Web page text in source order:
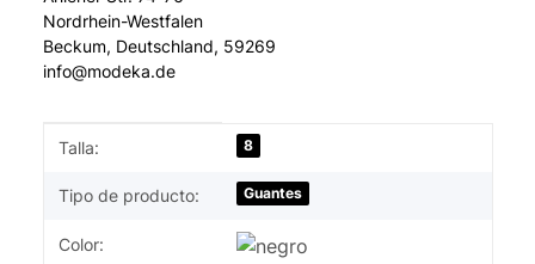
Nordrhein-Westfalen
Beckum, Deutschland, 59269
info@modeka.de
#productDetails.itemInformation#
#productDetails.itemValue#
Talla: 8
Tipo de producto: Guantes
Color: